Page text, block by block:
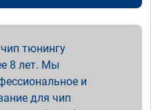
тюнингу
8 лет. Мы
и
для чип